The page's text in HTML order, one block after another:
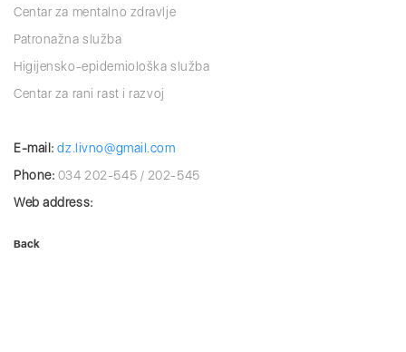
Centar za mentalno zdravlje
Patronažna služba
Higijensko-epidemiološka služba
Centar za rani rast i razvoj
E-mail: dz.livno@gmail.com
Phone: 034 202-545 / 202-545
Web address:
Back